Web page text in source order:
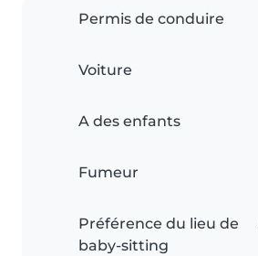
Permis de conduire
Voiture
A des enfants
Fumeur
Préférence du lieu de
baby-sitting